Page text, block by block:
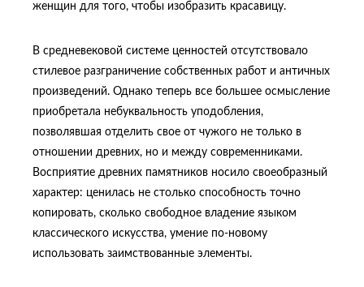
женщин для того, чтобы изобразить красавицу.
В средневековой системе ценностей отсутствовало
стилевое разграничение собственных работ и античных
произведений. Однако теперь все большее осмысление
приобретала небуквальность уподобления,
позволявшая отделить свое от чужого не только в
отношении древних, но и между современниками.
Восприятие древних памятников носило своеобразный
характер: ценилась не столько способность точно
копировать, сколько свободное владение языком
классического искусства, умение по-новому
использовать заимствованные элементы.